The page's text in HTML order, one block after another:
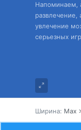
Напоминаем,
развлечение,
увлечение
серьезных
Ширина